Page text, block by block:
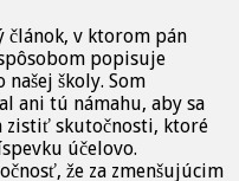
článok, v ktorom pán
popisuje
školy. Som
ani tú námahu, aby sa
zistiť skutočnosti, ktoré
účelovo.
že za zmenšujúcim